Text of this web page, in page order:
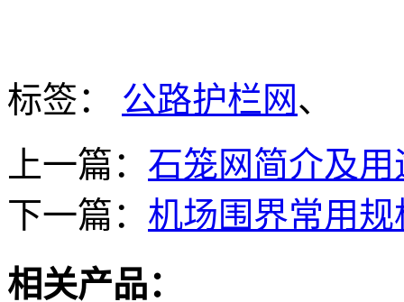
标签： 公路护栏网、
上一篇： 石笼网简介及用
下一篇： 机场围界常用规
相关产品：